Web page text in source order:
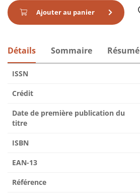
Ajouter au panier
Détails Sommaire Résumé
ISSN
Crédit
Date de première publication du
titre
ISBN
EAN-13
Référence